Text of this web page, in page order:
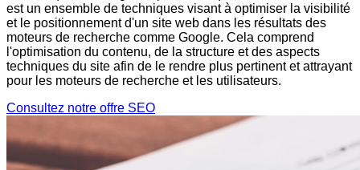
est un ensemble de techniques visant à optimiser la visibilité
et le positionnement d'un site web dans les résultats des
moteurs de recherche comme Google. Cela comprend
l'optimisation du contenu, de la structure et des aspects
techniques du site afin de le rendre plus pertinent et attrayant
pour les moteurs de recherche et les utilisateurs.
Consultez notre offre SEO